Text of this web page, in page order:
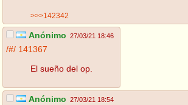
>>>142342
Anónimo 27/03/21 18:46
/#/ 141367
El sueño del op.
Anónimo 27/03/21 18:54